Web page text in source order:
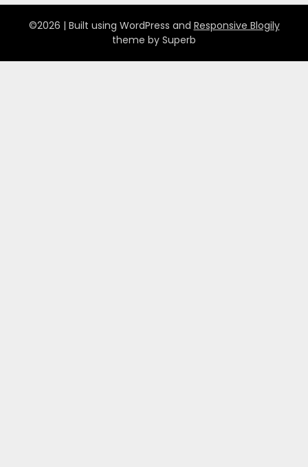
©2026 | Built using WordPress and Responsive Blogily
theme by Superb